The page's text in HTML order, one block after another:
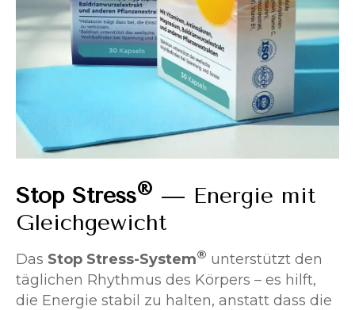
Stop Stress® — Energie mit
Gleichgewicht
Das Stop Stress-System® unterstützt den
täglichen Rhythmus des Körpers – es hilft,
die Energie stabil zu halten, anstatt dass die